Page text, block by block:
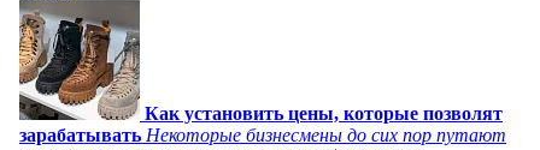
Как установить цены, которые позволят
зарабатывать Некоторые бизнесмены до сих пор путают